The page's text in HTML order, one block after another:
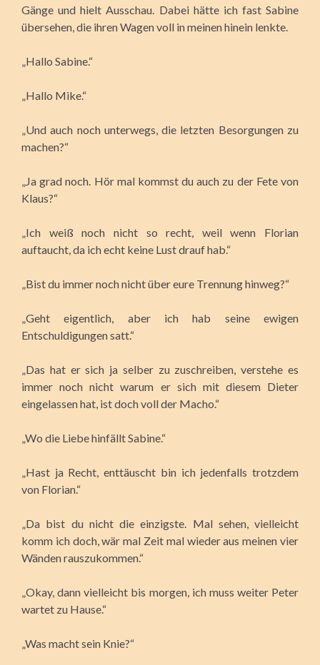
Gänge und hielt Ausschau. Dabei hätte ich fast Sabine
übersehen, die ihren Wagen voll in meinen hinein lenkte.
„Hallo Sabine.“
„Hallo Mike.“
„Und auch noch unterwegs, die letzten Besorgungen zu
machen?“
„Ja grad noch. Hör mal kommst du auch zu der Fete von
Klaus?“
„Ich weiß noch nicht so recht, weil wenn Florian
auftaucht, da ich echt keine Lust drauf hab.“
„Bist du immer noch nicht über eure Trennung hinweg?“
„Geht eigentlich, aber ich hab seine ewigen
Entschuldigungen satt.“
„Das hat er sich ja selber zu zuschreiben, verstehe es
immer noch nicht warum er sich mit diesem Dieter
eingelassen hat, ist doch voll der Macho.“
„Wo die Liebe hinfällt Sabine.“
„Hast ja Recht, enttäuscht bin ich jedenfalls trotzdem
von Florian.“
„Da bist du nicht die einzigste. Mal sehen, vielleicht
komm ich doch, wär mal Zeit mal wieder aus meinen vier
Wänden rauszukommen.“
„Okay, dann vielleicht bis morgen, ich muss weiter Peter
wartet zu Hause.“
„Was macht sein Knie?“